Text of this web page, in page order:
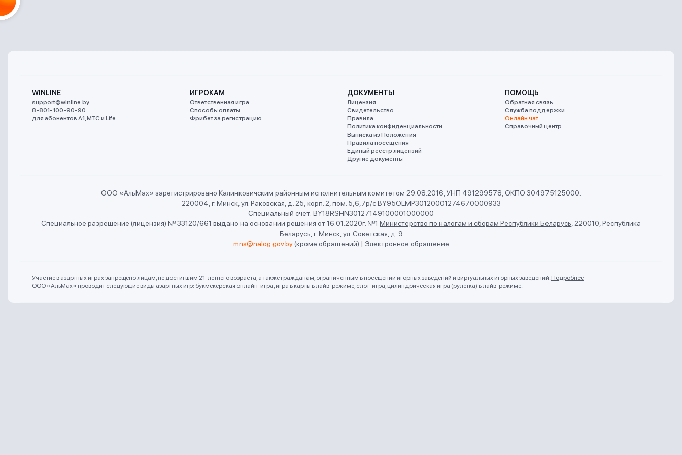
WINLINE
support@winline.by
8-801-100-90-90
для абонентов A1, МТС и Life
ИГРОКАМ
Ответственная игра
Способы оплаты
Фрибет за регистрацию
ДОКУМЕНТЫ
Лицензия
Свидетельство
Правила
Политика конфиденциальности
Выписка из Положения
Правила посещения
Единый реестр лицензий
Другие документы
ПОМОЩЬ
Обратная связь
Служба поддержки
Онлайн чат
Справочный центр
ООО «АльMах» зарегистрировано Калинковичским районным исполнительным комитетом 29.08.2016, УНП 491299578, ОКПО 304975125000.
220004, г. Минск, ул. Раковская, д. 25, корп. 2, пом. 5,6,7р/с BY95OLMP30120001274670000933
Специальный счет: BY18RSHN30127149100001000000
Специальное разрешение (лицензия) № 33120/661 выдано на основании решения от 16.01.2020г. №1 Министерство по налогам и сборам Республики Беларусь 220010, Республика
Беларусь, г. Минск, ул. Советская, д. 9
mns@nalog.gov.by (кроме обращений) | Электронное обращение
Участие в азартных играх запрещено лицам, не достигшим 21-летнего возраста, а также гражданам, ограниченным в посещении игорных заведений и виртуальных игорных заведений. Подробнее
ООО «АльМах» проводит следующие виды азартных игр: букмекерская онлайн-игра, игра в карты в лайв-режиме, слот-игра, цилиндрическая игра (рулетка) в лайв-режиме.